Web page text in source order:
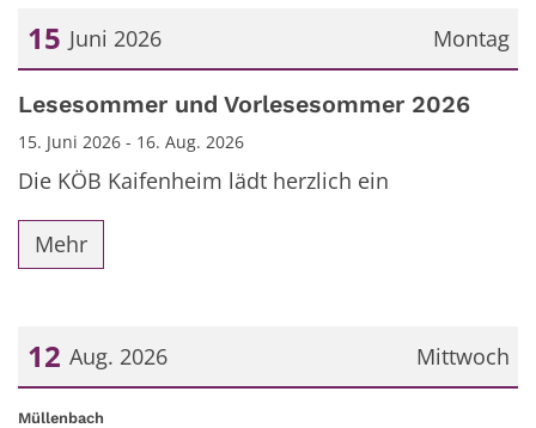
Montag
15 Juni 2026
Datum: 15. Juni 2026
Lesesommer und Vorlesesommer 2026
15. Juni 2026 - 16. Aug. 2026
Die KÖB Kaifenheim lädt herzlich ein
Mehr
Mittwoch
12 Aug. 2026
Datum: 12. August 2026
Müllenbach